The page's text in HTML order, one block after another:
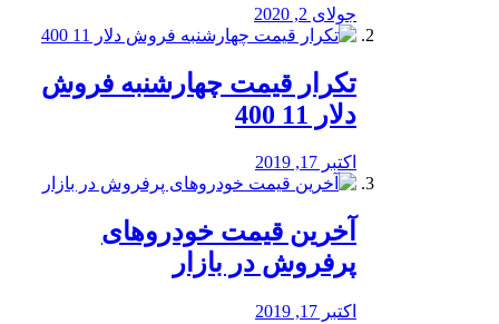
جولای 2, 2020
تکرار قیمت چهارشنبه فروش
دلار 11 400
اکتبر 17, 2019
آخرین قیمت خودرو‌های
پرفروش در بازار
اکتبر 17, 2019